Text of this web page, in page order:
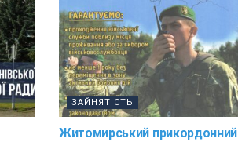
ЗАЙНЯТІСТЬ
Житомирський прикордонний